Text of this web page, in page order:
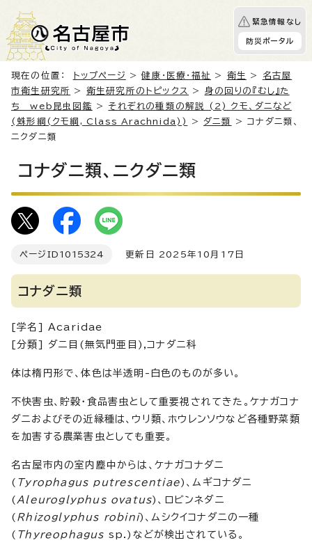
緊急情報なし
防災ポータル
現在の位置： トップページ >健康・医療・福祉 > 衛生 >
名古屋
市衛生研究所 > 衛生研究所のトピックス > 身の回りの『むし』た
ち web昆虫図鑑 > それぞれの種類の解説 (2) クモ、ダニなど
(蛛形綱(クモ綱, Class Arachnida))
>ダニ類
> コナダニ類、
ニクダニ類
コナダニ類、ニクダニ類
ページID 1015324 更新日 2025年10月17日
コナダニ類
[学名] Acaridae
[分類] ダニ目(無気門亜目),コナダニ科
体は楕円形で、体色は半透明-白色のものが多い。
不快害虫、貯穀・食品害虫として重要視されてきた。ケナガコナ
ダニおよびその近縁種は、ウリ類、ホウレンソウなど各種野菜類
を加害する農業害虫としても重要。
名古屋市内の室内塵中からは、ケナガコナダニ
( Tyrophagus putrescentiae )、ムギコナダニ
( Aleuroglyphus ovatus)、ロビンネダニ
( Rhizoglyphus robini)、ムシクイコナダニの一種
( Thyreophagus sp.)などが検出されている。